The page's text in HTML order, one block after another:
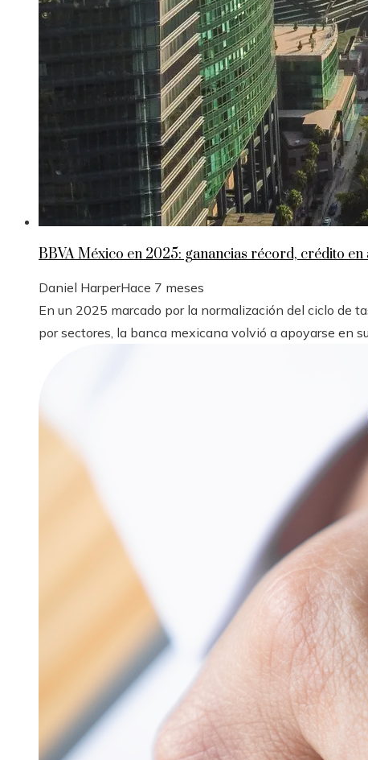
BBVA México en 2025: ganancias récord, crédito
Daniel HarperHace 7 meses
En un 2025 marcado por la normalización del ciclo de
por sectores, la banca mexicana volvió a apoyarse en su